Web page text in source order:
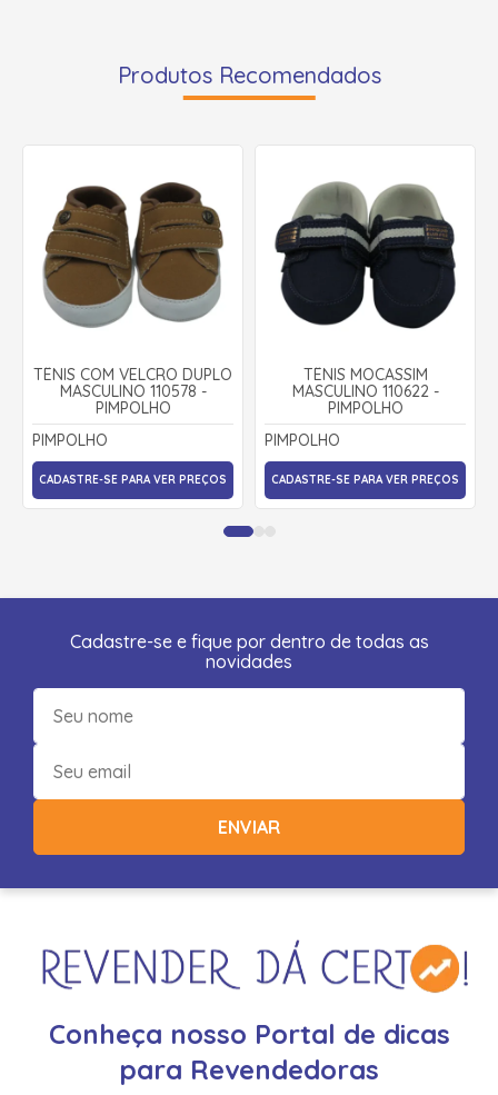
Produtos Recomendados
TÊNIS COM VELCRO DUPLO
MASCULINO 110578 -
PIMPOLHO
PIMPOLHO
CADASTRE-SE PARA VER PREÇOS
TÊNIS MOCASSIM
MASCULINO 110622 -
PIMPOLHO
PIMPOLHO
CADASTRE-SE PARA VER PREÇOS
Cadastre-se e fique por dentro de todas as
novidades
ENVIAR
Conheça nosso Portal de dicas
para Revendedoras